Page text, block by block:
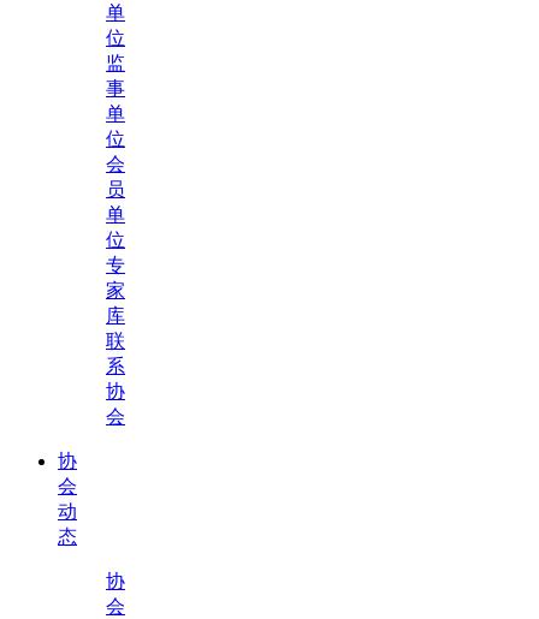
单
位
监
事
单
位
会
员
单
位
专
家
库
联
系
协
会
协
会
动
态
协
会